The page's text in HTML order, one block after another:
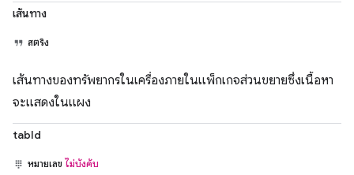
เส้นทาง
สตริง
เส้นทางของทรัพยากรในเครื่องภายในแพ็กเกจส่วนขยายซึ่งเนื้อหา
จะแสดงในแผง
tabId
หมายเลข ไม่บังคับ